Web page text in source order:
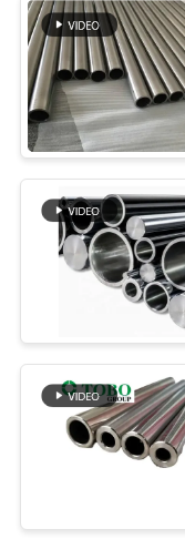
DES
CAS
PLAN
PRIVACY
POLICY
tuyau
pipe